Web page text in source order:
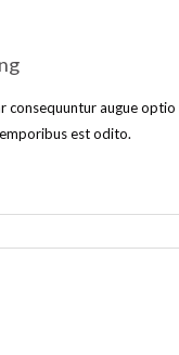
consequuntur augue
est odito.